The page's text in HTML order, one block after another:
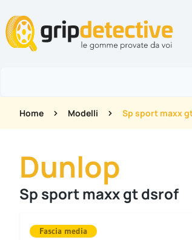
GripDetective
Home Modelli Sp sport maxx
Dunlop
Sp sport maxx gt dsrof
Fascia media